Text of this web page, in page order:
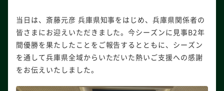
当日は、斎藤元彦 兵庫県知事をはじめ、兵庫県関係者の
皆さまにお迎えいただきました。今シーズンに見事B2年
間優勝を果たしたことをご報告するとともに、シーズン
を通して兵庫県全域からいただいた熱いご支援への感謝
をお伝えいたしました。